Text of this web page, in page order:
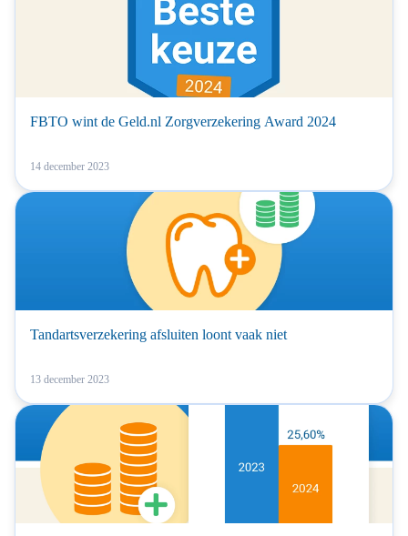
FBTO wint de Geld.nl Zorgverzekering Award 2024
14 december 2023
Tandartsverzekering afsluiten loont vaak niet
13 december 2023